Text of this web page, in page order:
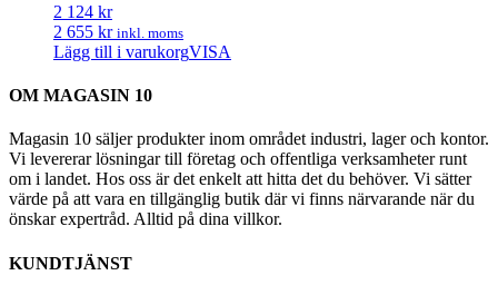
2 124 kr
2 655 kr inkl. moms
Lägg till i varukorgVISA
OM MAGASIN 10
Magasin 10 säljer produkter inom området industri, lager och kontor.
Vi levererar lösningar till företag och offentliga verksamheter runt
om i landet. Hos oss är det enkelt att hitta det du behöver. Vi sätter
värde på att vara en tillgänglig butik där vi finns närvarande när du
önskar expertråd. Alltid på dina villkor.
KUNDTJÄNST